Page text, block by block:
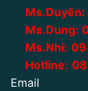
Ms.Duyên:
Ms.Dung:
Ms.Nhi:
Hotline:
Email